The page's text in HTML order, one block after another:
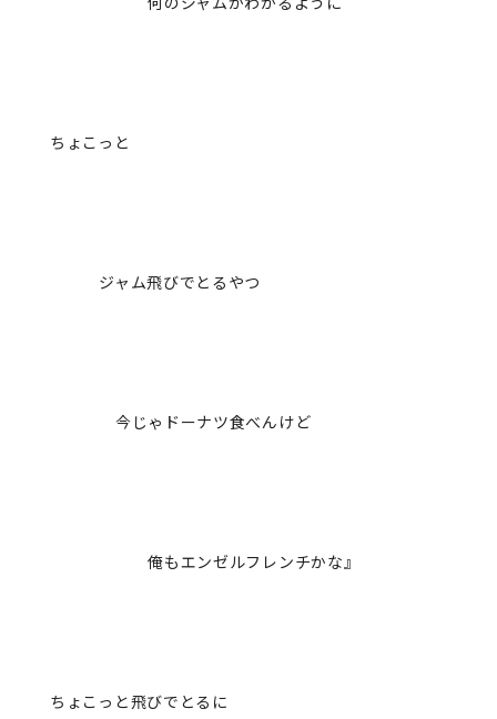
ちょこっと
ジャム飛びでとるやつ
今じゃドーナツ食べんけど
俺もエンゼルフレンチかな』
ちょこっと飛びでとるに